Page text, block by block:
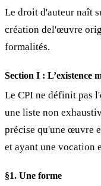
Le droit d'auteur naît
création del'œuvre
formalités.
Section I : L’existence
Le CPI ne définit pas
une liste non
précise qu'une œuvre
et ayant une vocation
§1. Une forme